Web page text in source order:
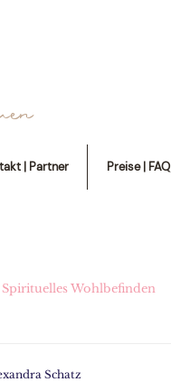
| Partner Preise | FAQ
Spirituelles Wohlbefinden
Schatz